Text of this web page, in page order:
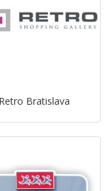
Retro Bratislava